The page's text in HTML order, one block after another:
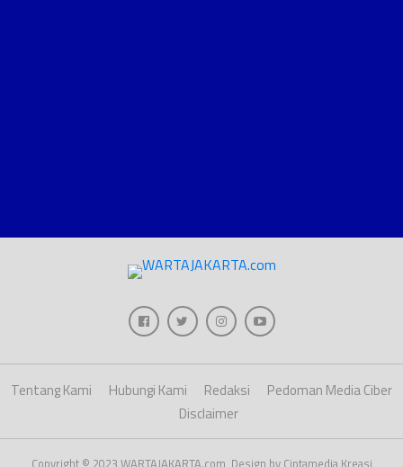
Tentang Kami Hubungi Kami Redaksi
Pedoman Media Ciber
Disclaimer
Copyright © 2023 WARTAJAKARTA.com, Design by Ciptamedia Kreasi